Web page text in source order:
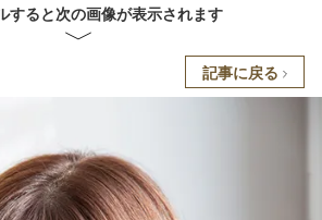
すると次の画像が表示されます
記事に戻る